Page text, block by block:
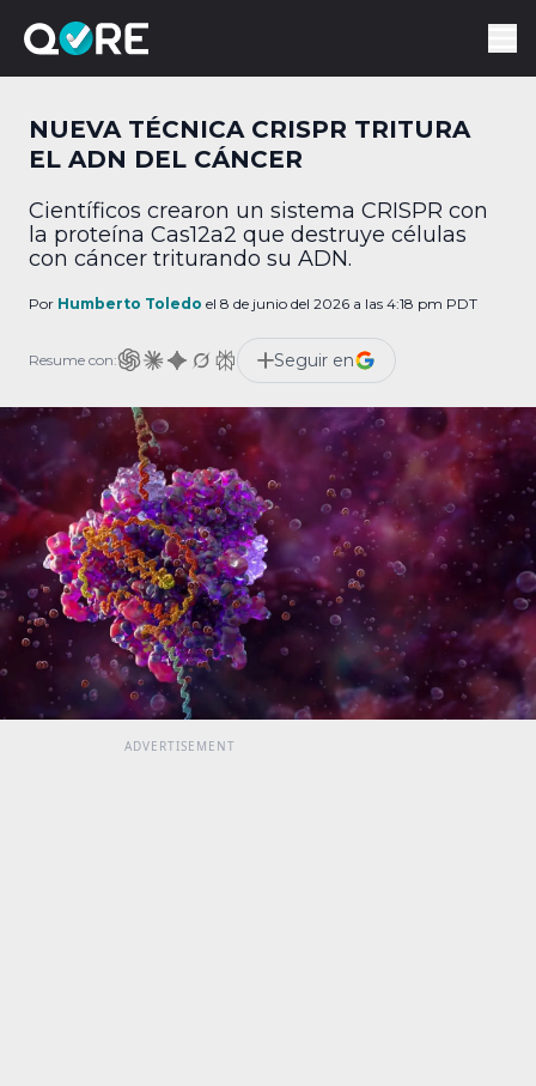
NUEVA TÉCNICA CRISPR TRITURA
EL ADN DEL CÁNCER
Científicos crearon un sistema CRISPR con
la proteína Cas12a2 que destruye células
con cáncer triturando su ADN.
Por Humberto Toledo el 8 de junio del 2026 a las 4:18 pm PDT
Resume con: Seguir en